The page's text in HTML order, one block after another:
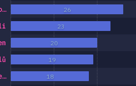
18
19
20
23
26